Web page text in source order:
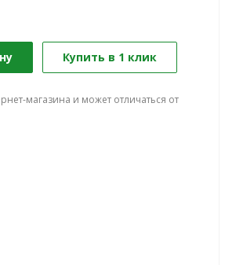
Купить в 1 клик
магазина и может отличаться от